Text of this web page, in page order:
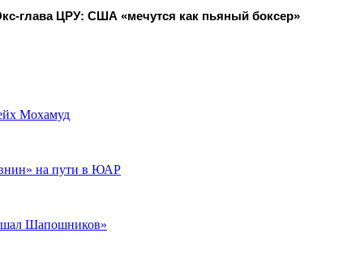
глава ЦРУ: США «мечутся как пьяный боксер»
Мохамуд
на пути в ЮАР
Шапошников»